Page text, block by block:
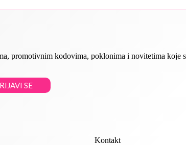
promotivnim kodovima, poklonima i novitetima koje
SE
Kontakt